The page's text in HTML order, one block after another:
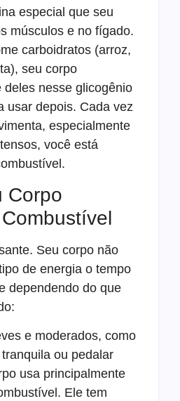
especial que seu
músculos e no fígado.
carboidratos (arroz,
seu corpo
deles nesse glicogênio
usar depois. Cada vez
especialmente
você está
Corpo
Seu corpo não
de energia o tempo
dependendo do que
e moderados, como
ou pedalar
usa principalmente
Ele tem